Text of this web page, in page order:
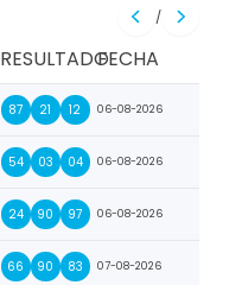
/
RESULTADOFECHA
87 21 12 06-08-2026
54 03 04 06-08-2026
24 90 97 06-08-2026
66 90 83 07-08-2026